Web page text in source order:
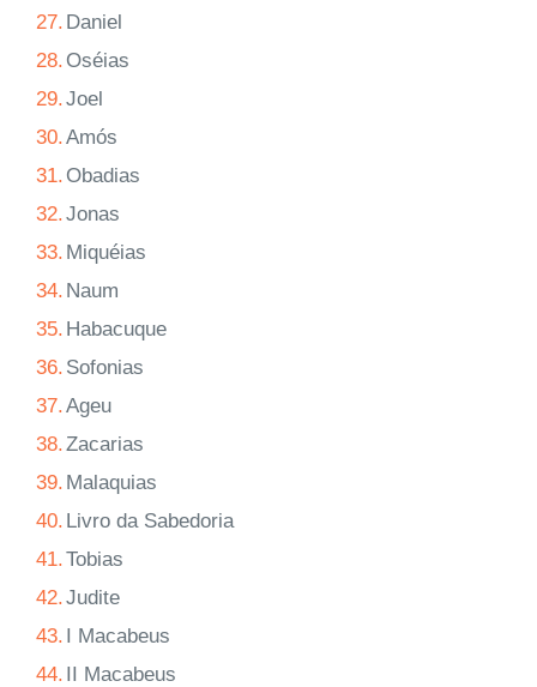
27. Daniel
28. Oséias
29.Joel
30.Amós
31. Obadias
32.Jonas
33. Miquéias
34. Naum
35. Habacuque
36. Sofonias
37.Ageu
38.Zacarias
39. Malaquias
40. Livro da Sabedoria
41.Tobias
42.Judite
43. I Macabeus
44. II Macabeus